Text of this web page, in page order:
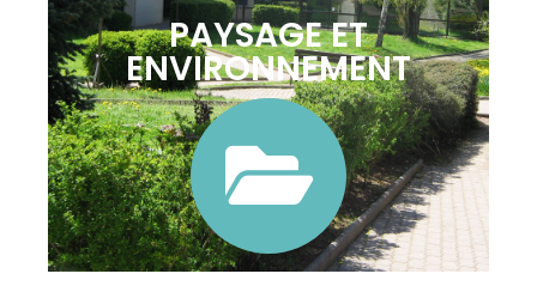
PAYSAGE ET
ENVIRONNEMENT